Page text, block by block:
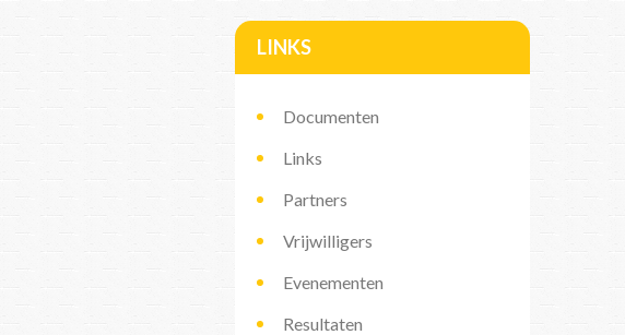
LINKS
Documenten
Links
Partners
Vrijwilligers
Evenementen
Resultaten